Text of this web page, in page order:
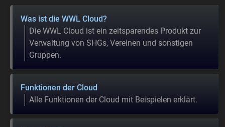
Was ist die WWL Cloud?
Die WWL Cloud ist ein zeitsparendes Produkt zur
Verwaltung von SHGs, Vereinen und sonstigen
Gruppen.
Funktionen der Cloud
Alle Funktionen der Cloud mit Beispielen erklärt.